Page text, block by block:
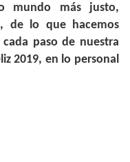
mundo más justo,
de lo que hacemos
paso de nuestra
2019, en lo personal